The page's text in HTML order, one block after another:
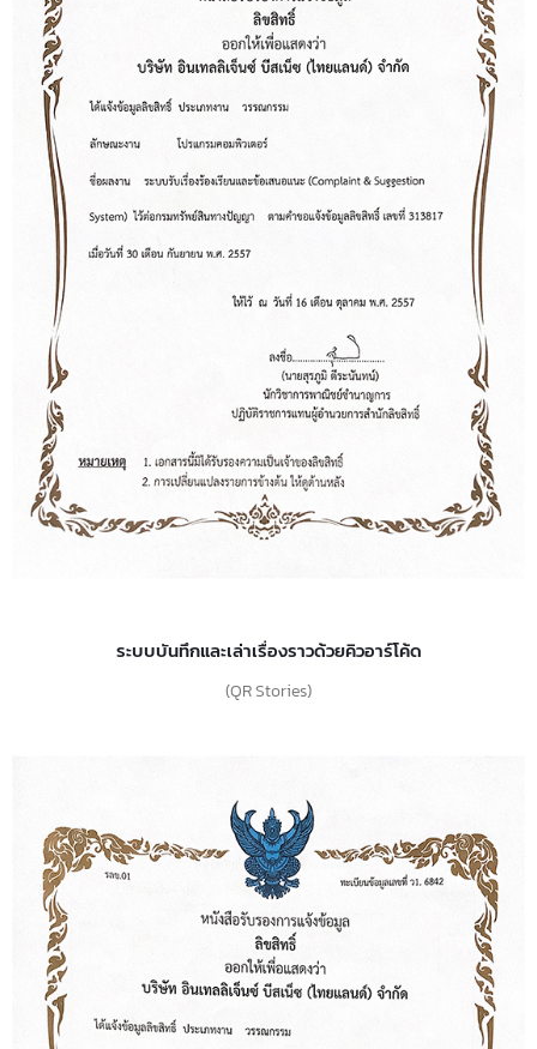
ระบบบันทึกและเล่าเรื่องราวด้วยคิวอาร์โค้ด
(QR Stories)